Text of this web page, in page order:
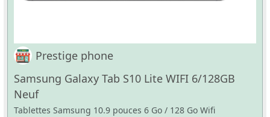
Prestige phone
Samsung Galaxy Tab S10 Lite WIFI 6/128GB
Neuf
Tablettes Samsung 10.9 pouces 6 Go / 128 Go Wifi